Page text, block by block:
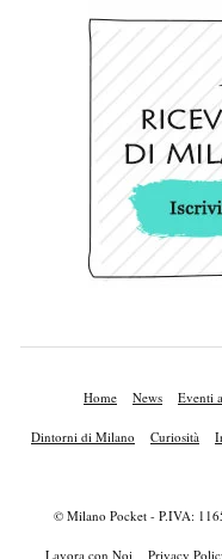
Home News Eventi
Dintorni di Milano Curiosità
© Milano Pocket - P.IVA:
Lavora con Noi Privacy